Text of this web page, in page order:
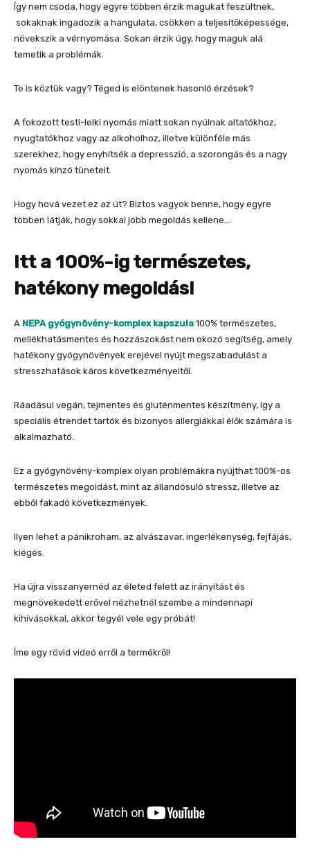
Így nem csoda, hogy egyre többen érzik magukat feszültnek,
sokaknak ingadozik a hangulata, csökken a teljesítőképessége,
növekszik a vérnyomása. Sokan érzik úgy, hogy maguk alá
temetik a problémák.
Te is köztük vagy? Téged is elöntenek hasonló érzések?
A fokozott testi-lelki nyomás miatt sokan nyúlnak altatókhoz,
nyugtatókhoz vagy az alkoholhoz, illetve különféle más
szerekhez, hogy enyhítsék a depresszió, a szorongás és a nagy
nyomás kínzó tüneteit.
Hogy hová vezet ez az út? Biztos vagyok benne, hogy egyre
többen látják, hogy sokkal jobb megoldás kellene…
Itt a 100%-ig természetes,
hatékony megoldás!
A NEPA gyógynövény-komplex kapszula 100% természetes,
mellékhatásmentes és hozzászokást nem okozó segítség, amely
hatékony gyógynövények erejével nyújt megszabadulást a
stresszhatások káros következményeitől.
Ráadásul vegán, tejmentes és gluténmentes készítmény, így a
speciális étrendet tartók és bizonyos allergiákkal élők számára is
alkalmazható.
Ez a gyógynövény-komplex olyan problémákra nyújthat 100%-os
természetes megoldást, mint az állandósuló stressz, illetve az
ebből fakadó következmények.
Ilyen lehet a pánikroham, az alvászavar, ingerlékenység, fejfájás,
kiégés.
Ha újra visszanyernéd az életed felett az irányítást és
megnövekedett erővel nézhetnél szembe a mindennapi
kihívásokkal, akkor tegyél vele egy próbát!
Íme egy rövid videó erről a termékről!